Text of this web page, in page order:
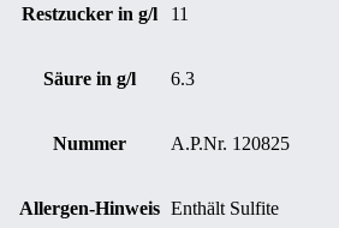
Restzucker in g/l 11
Säure in g/l 6.3
Nummer A.P.Nr. 120825
Allergen-Hinweis Enthält Sulfite